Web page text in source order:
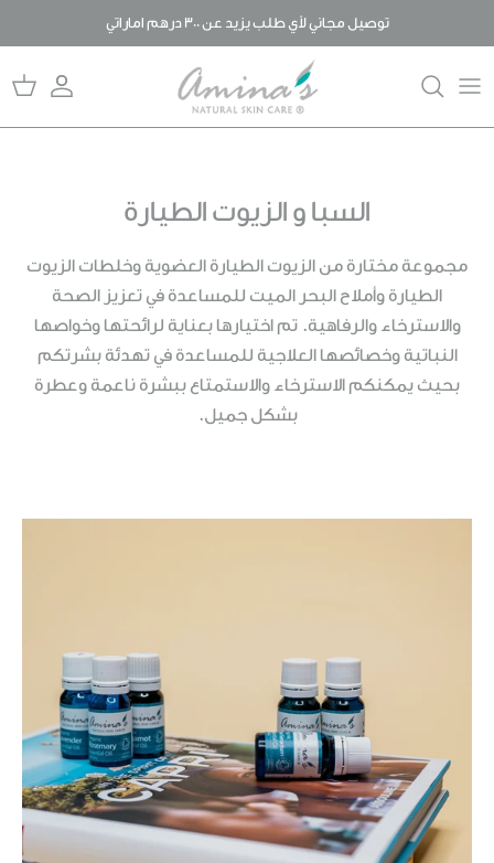
الى
المحتوى
توصيل مجاني لأي طلب يزيد عن 300 درهم اماراتي
المنتجات
قصتنا
المدونة
السبا و الزيوت الطيارة
مجموعة مختارة من الزيوت الطيارة العضوية وخلطات الزيوت
الطيارة وأملاح البحر الميت للمساعدة في تعزيز الصحة
والاسترخاء والرفاهية. تم اختيارها بعناية لرائحتها وخواصها
النباتية وخصائصها العلاجية للمساعدة في تهدئة بشرتكم
بحيث يمكنكم الاسترخاء والاستمتاع ببشرة ناعمة وعطرة
بشكل جميل.